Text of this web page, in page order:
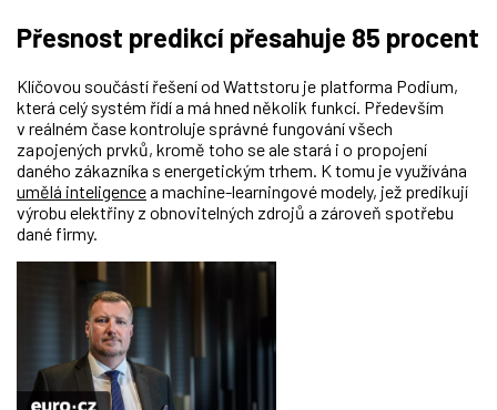
Přesnost predikcí přesahuje 85 procent
Klíčovou součástí řešení od Wattstoru je platforma Podium,
která celý systém řídí a má hned několik funkcí. Především
v reálném čase kontroluje správné fungování všech
zapojených prvků, kromě toho se ale stará i o propojení
daného zákazníka s energetickým trhem. K tomu je využívána
umělá inteligencea machine-learningové modely, jež predikují
výrobu elektřiny z obnovitelných zdrojů a zároveň spotřebu
dané firmy.